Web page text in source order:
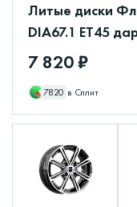
Литые диски
DIA67.1 ET45
7 820 ₽
7820 в Сплит